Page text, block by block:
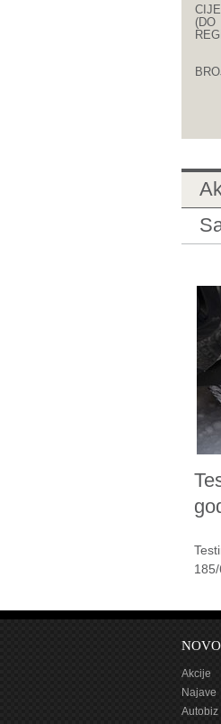
(DO
Akcije
Najave
Autobiz